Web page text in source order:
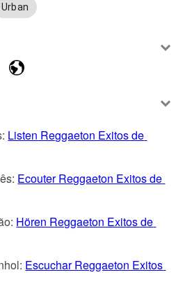
Urban
Listen Reggaeton Exitos de
Ecouter Reggaeton Exitos de
Hören Reggaeton Exitos de
Escuchar Reggaeton Exitos